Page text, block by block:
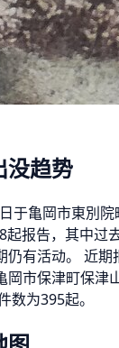
没趋势
于亀岡市東別
起报告，其中过
仍有活动。 近期
岡市保津町保津
数为395起。